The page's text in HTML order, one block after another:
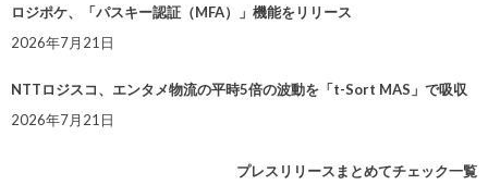
ロジポケ、「パスキー認証（MFA）」機能をリリース
2026年7月21日
NTTロジスコ、エンタメ物流の平時5倍の波動を「t-Sort MAS」で吸収
2026年7月21日
プレスリリースまとめてチェック一覧